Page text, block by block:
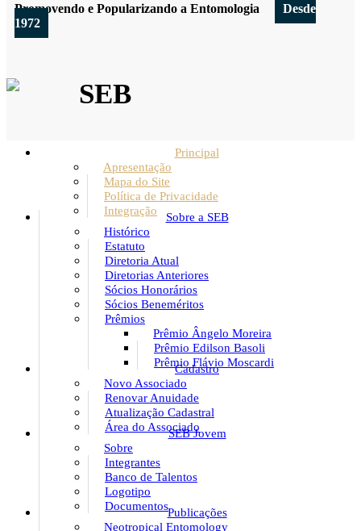
Promovendo e Popularizando a Entomologia
Desde
1972
SEB
Principal
Apresentação
Mapa do Site
Política de Privacidade
Integração
Sobre a SEB
Histórico
Estatuto
Diretoria Atual
Diretorias Anteriores
Sócios Honorários
Sócios Beneméritos
Prêmios
Prêmio Ângelo Moreira
Prêmio Edilson Basoli
Prêmio Flávio Moscardi
Cadastro
Novo Associado
Renovar Anuidade
Atualização Cadastral
Área do Associado
SEB Jovem
Sobre
Integrantes
Banco de Talentos
Logotipo
DocumentosPublicações
Neotropical Entomology